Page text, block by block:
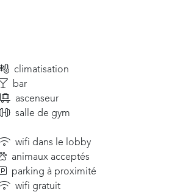
climatisation
bar
ascenseur
salle de gym
wifi dans le lobby
animaux acceptés
parking à proximité
wifi gratuit